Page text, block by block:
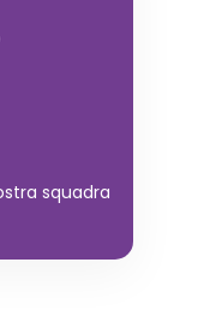
squadra